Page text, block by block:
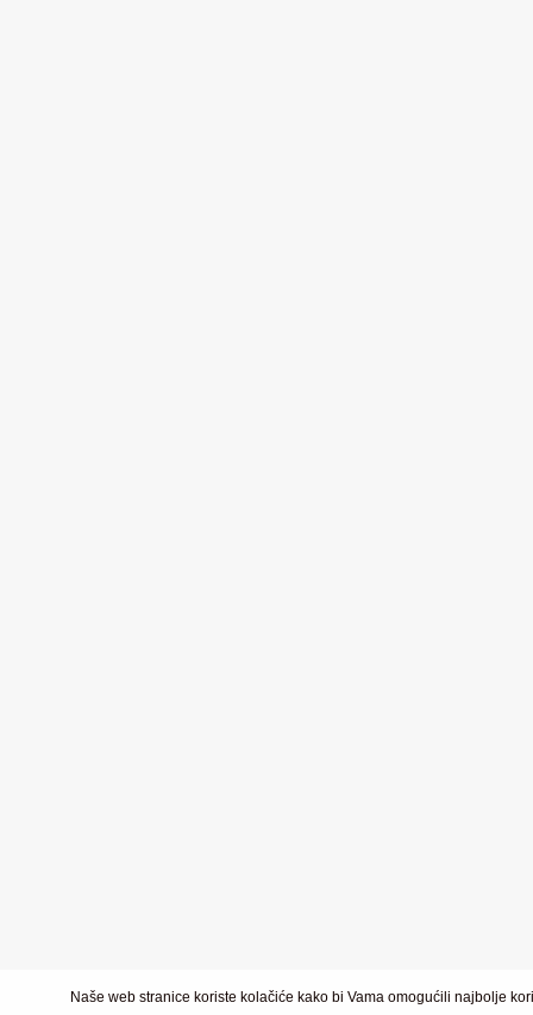
Naše web stranice koriste kolačiće kako bi Vama omogućili najbolje